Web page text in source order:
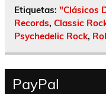
Etiquetas: "Clásicos
Records, Classic
Psychedelic Rock,
PayPal